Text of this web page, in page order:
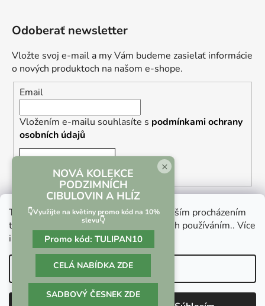
Tento web používá soubory cookie. Dalším procházením
tohoto webu vyjadřujete souhlas s jejich používáním.. Více
informacízde.
Nastavenie
Odoberať newsletter
Vložte svoj e-mail a my Vám budeme zasielať informácie
o nových produktoch na našom e-shope.
Email
Vložením e-mailu souhlasíte s podmínkami ochrany
osobních údajů
Vrácení zboží a reklamace Kontaktní formulář
Vytvoril Shoptet
×
NOVÁ KOLEKCE
PODZIMNÍCH
CIBULOVIN A HLÍZ
👇Využijte na květiny promo kód na 10%
slevu👇
Promo kód: TULIPAN10
CELÁ NABÍDKA ZDE
SADBOVÝ ČESNEK ZDE